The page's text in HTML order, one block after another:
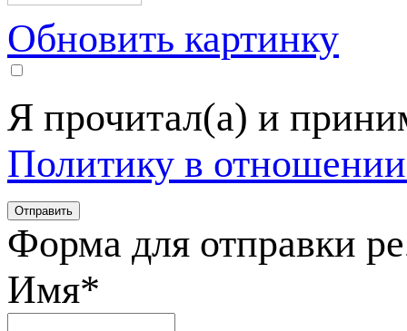
Обновить картинку
Я прочитал(а) и
Политику в
Форма для отправки
Имя*